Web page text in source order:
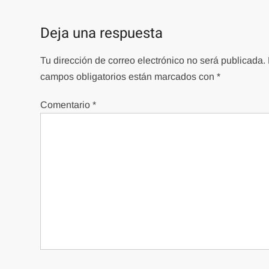
Deja una respuesta
Tu dirección de correo electrónico no será publicada.
campos obligatorios están marcados con*
Comentario*